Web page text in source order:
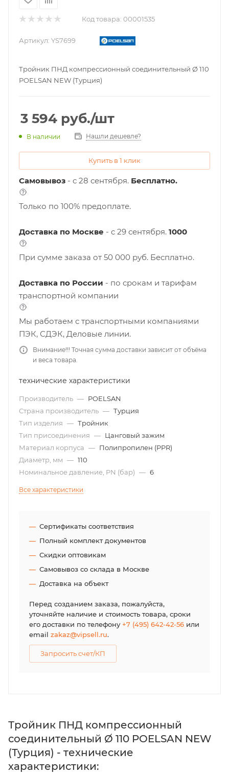
Код товара: 00001535
Артикул: YS7699
Тройник ПНД компрессионный соединительный Ø 110
POELSAN NEW (Турция)
3 594 руб./шт
В наличии Нашли дешевле?
Купить в 1 клик
Самовывоз - с 28 сентября. Бесплатно.
Только по 100% предоплате.
Доставка по Москве - c 29 сентября. 1000
При сумме заказа от 50 000 руб. Бесплатно.
Доставка по России - по срокам и тарифам
транспортной компании
Мы работаем с транспортными компаниями
ПЭК, СДЭК, Деловые линии.
Внимание!!! Точная сумма доставки зависит от объёма
и веса товара.
технические характеристики
Производитель — POELSAN
Страна производитель — Турция
Тип изделия — Тройник
Тип присоединения — Цанговый зажим
Материал корпуса — Полипропилен (PPR)
Диаметр, мм — 110
Номинальное давление, PN (бар) — 6
Все характеристики
Сертификаты соответствия
Полный комплект документов
Скидки оптовикам
Самовывоз со склада в Москве
Доставка на объект
Перед созданием заказа, пожалуйста,
уточняйте наличие и стоимость товара, сроки
его доставки по телефону+7 (495) 642-42-56 или
email zakaz@vipsell.ru.
Запросить счет/КП
Тройник ПНД компрессионный
соединительный Ø 110 POELSAN NEW
(Турция) - технические
характеристики: